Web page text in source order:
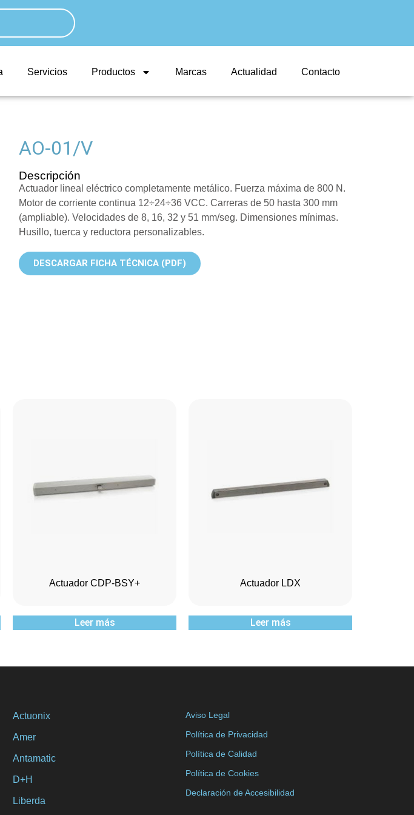
Servicios Productos Marcas Actualidad Contacto
AO-01/V
Descripción
Actuador lineal eléctrico completamente metálico. Fuerza máxima de 800 N.
Motor de corriente continua 12÷24÷36 VCC. Carreras de 50 hasta 300 mm
(ampliable). Velocidades de 8, 16, 32 y 51 mm/seg. Dimensiones mínimas.
Husillo, tuerca y reductora personalizables.
DESCARGAR FICHA TÉCNICA (PDF)
Actuador CDP-BSY+
Leer más
Actuador LDX
Leer más
Actuonix
Amer
Antamatic
D+H
Liberda
Aviso Legal
Política de Privacidad
Política de Calidad
Política de Cookies
Declaración de Accesibilidad